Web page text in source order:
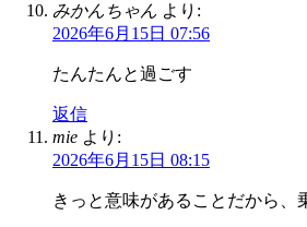
みかんちゃん より:
2026年6月15日 07:56
たんたんと過ごす
返信
mie より:
2026年6月15日 08:15
きっと意味があることだから、